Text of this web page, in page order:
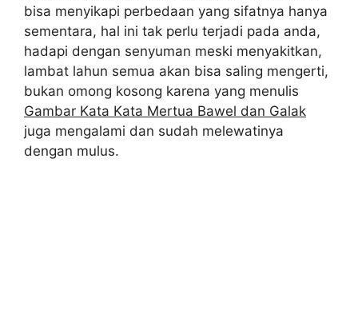
bisa menyikapi perbedaan yang sifatnya hanya
sementara, hal ini tak perlu terjadi pada anda,
hadapi dengan senyuman meski menyakitkan,
lambat lahun semua akan bisa saling mengerti,
bukan omong kosong karena yang menulis
Gambar Kata Kata Mertua Bawel dan Galak
juga mengalami dan sudah melewatinya
dengan mulus.